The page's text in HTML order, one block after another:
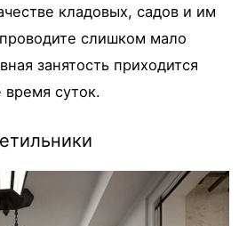
кладовых, садов и им
слишком мало
занятость приходится
время суток.